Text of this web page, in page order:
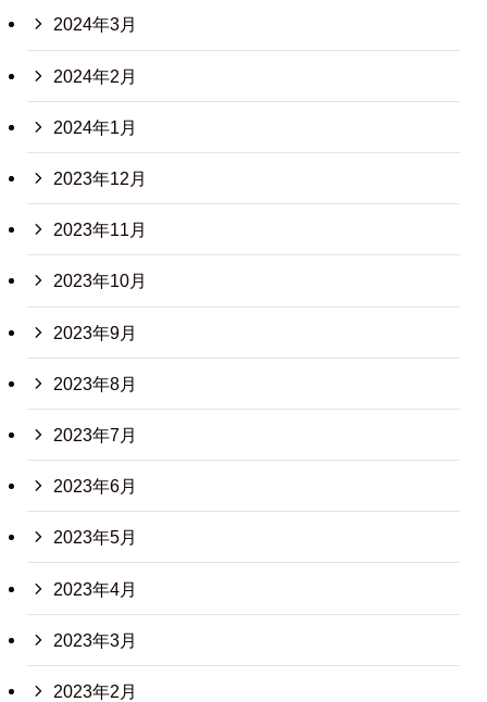
2024年3月
2024年2月
2024年1月
2023年12月
2023年11月
2023年10月
2023年9月
2023年8月
2023年7月
2023年6月
2023年5月
2023年4月
2023年3月
2023年2月